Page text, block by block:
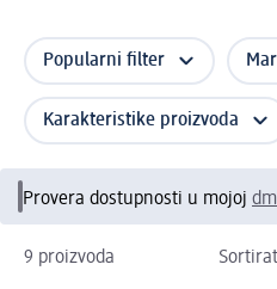
Popularni filter
Karakteristike proizvoda
Provera dostupnosti u mojoj
9 proizvoda